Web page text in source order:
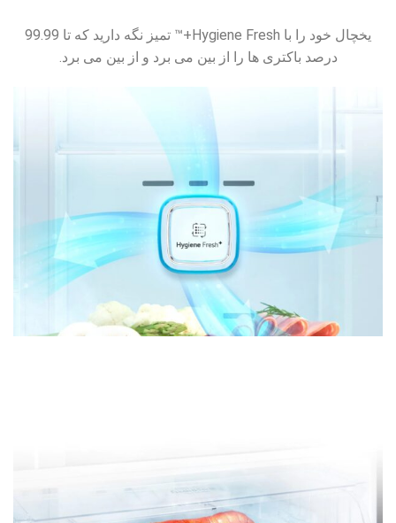
یخچال خود را با Hygiene Fresh+™ تمیز نگه دارید که تا 99.99
درصد باکتری ها را از بین می برد و از بین می برد.